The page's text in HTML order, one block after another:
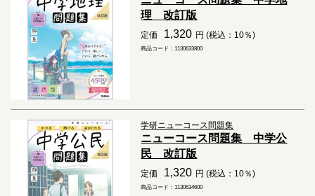
理 改訂版
定価 1,320 円 (税込：10％)
商品コード：1130633800
学研ニューコース問題集
ニューコース問題集 中学公
民 改訂版
定価 1,320 円 (税込：10％)
商品コード：1130634600